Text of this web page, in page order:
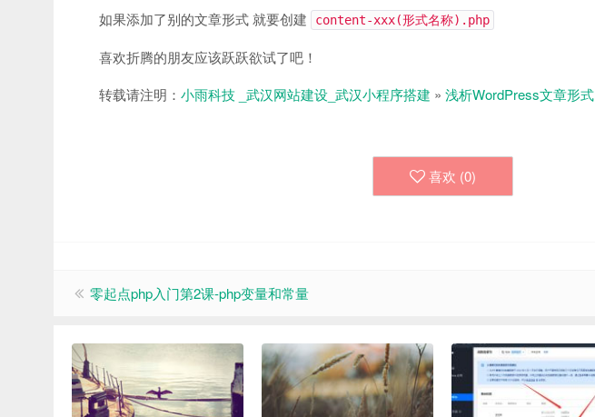
如果添加了别的文章形式 就要创建
content-xxx(形式名称).php
喜欢折腾的朋友应该跃跃欲试了吧！
转载请注明： 小雨科技 _武汉网站建设_武汉小程序搭建 » 浅析WordPress文章形式
喜欢 (0)
零起点php入门第2课-php变量和常量